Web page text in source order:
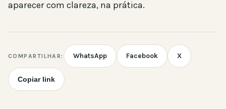
aparecer com clareza, na prática.
COMPARTILHAR: WhatsApp Facebook X
Copiar link